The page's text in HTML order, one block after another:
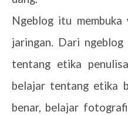
Ngeblog itu membuka
jaringan. Dari
tentang etika
belajar tentang etika
benar, belajar